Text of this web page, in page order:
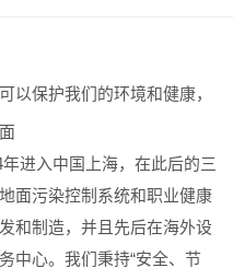
以保护我们的环境和健康，
进入中国上海，在此后的三
面污染控制系统和职业健康
和制造，并且先后在海外设
中心。我们秉持“安全、节